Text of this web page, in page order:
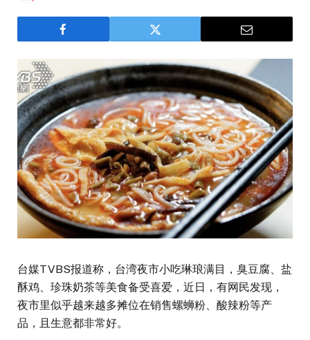
台媒TVBS报道称，台湾夜市小吃琳琅满目，臭豆腐、盐
酥鸡、珍珠奶茶等美食备受喜爱，近日，有网民发现，
夜市里似乎越来越多摊位在销售螺蛳粉、酸辣粉等产
品，且生意都非常好。